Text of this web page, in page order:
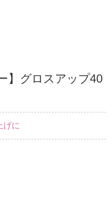
】グロスアップ40
げに